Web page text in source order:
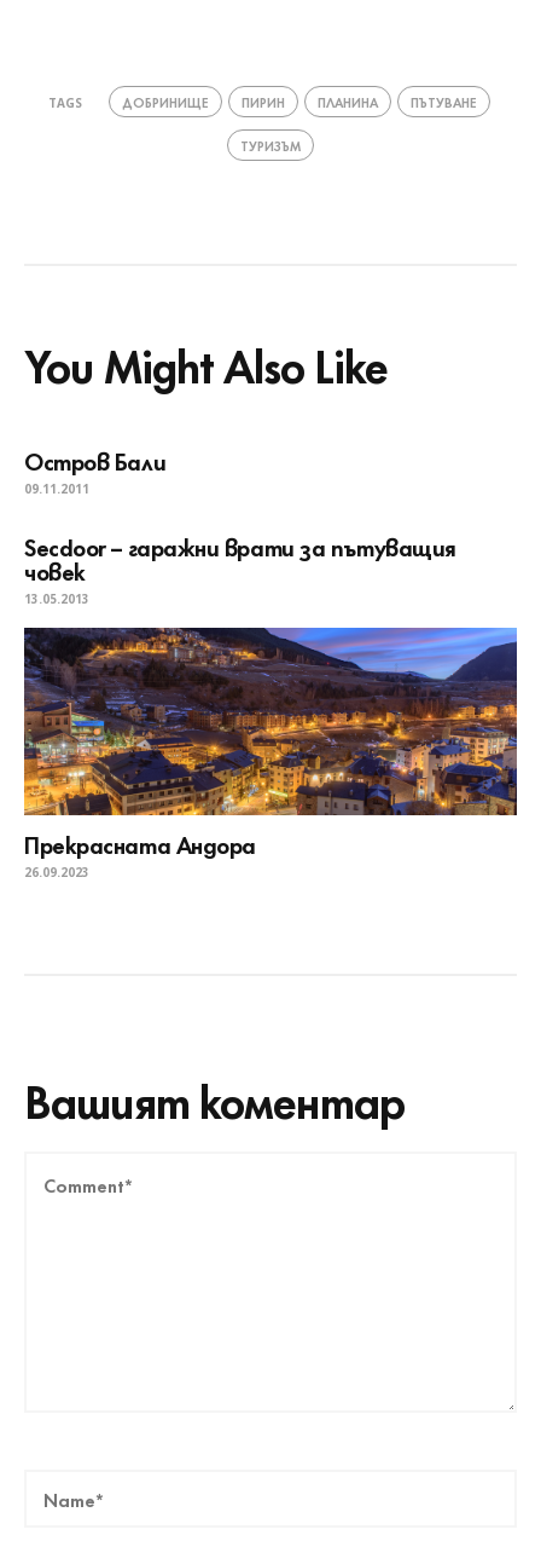
TAGS ДОБРИНИЩЕ ПИРИН ПЛАНИНА ПЪТУВАНЕ
ТУРИЗЪМ
You Might Also Like
Остров Бали
09.11.2011
Secdoor – гаражни врати за пътуващия
човек
13.05.2013
Прекрасната Андора
26.09.2023
Вашият коментар